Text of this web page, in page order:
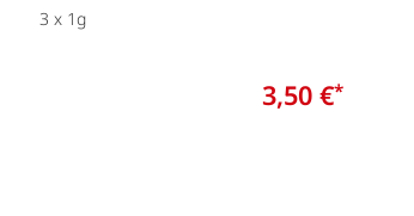
3 x 1g
3,50 €*